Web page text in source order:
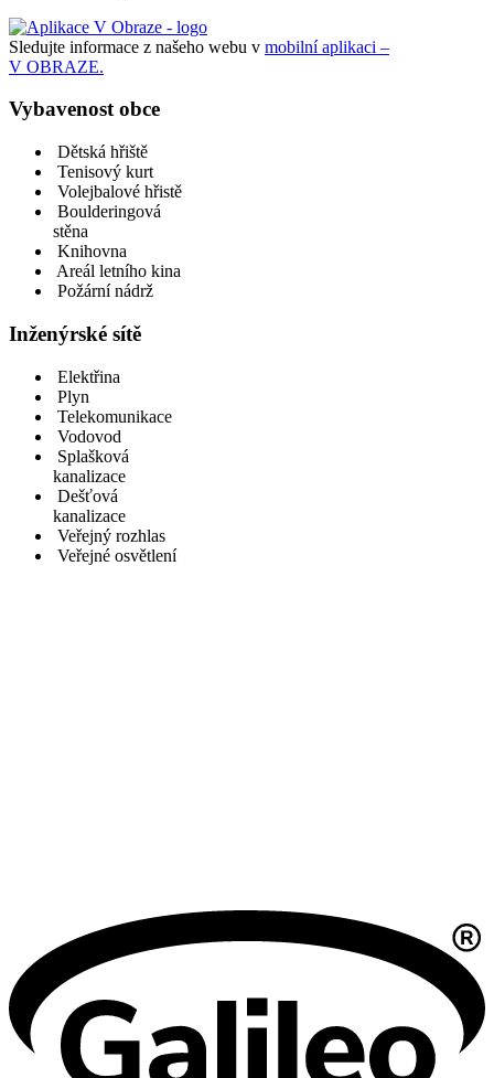
Sledujte informace z našeho webu v mobilní aplikaci –
V OBRAZE.
Vybavenost obce
Dětská hřiště
Tenisový kurt
Volejbalové hřistě
Boulderingová
stěna
Knihovna
Areál letního kina
Požární nádrž
Inženýrské sítě
Elektřina
Plyn
Telekomunikace
Vodovod
Splašková
kanalizace
Dešťová
kanalizace
Veřejný rozhlas
Veřejné osvětlení